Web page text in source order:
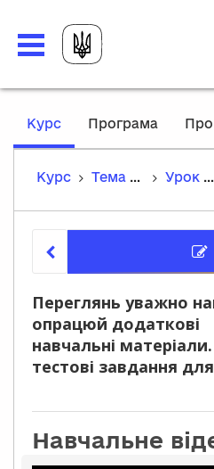
Курс,
Програма Про
Курс Тема 2. Стиль життя. Лексика. Здоровий спосіб життя. Граматика. Повторення видо-часових форм дієслова. Способи передачі майбутнього часу Урок 12. Опрацювання лексичних одиниць та граматичних структур в мінідіалогах
Переглянь уважно
опрацюй додаткові
навчальні
тестові завдання
Навчальне